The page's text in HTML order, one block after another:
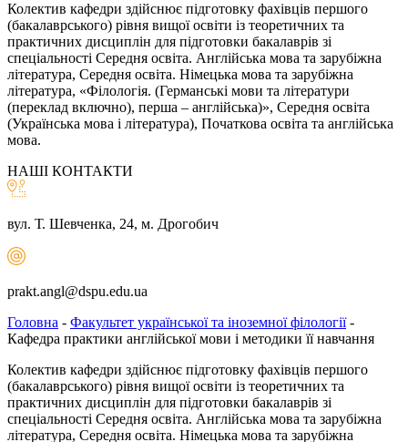
Колектив кафедри здійснює підготовку фахівців першого
(бакалаврського) рівня вищої освіти із теоретичних та
практичних дисциплін для підготовки бакалаврів зі
спеціальності Середня освіта. Англійська мова та зарубіжна
література, Середня освіта. Німецька мова та зарубіжна
література, «Філологія. (Германські мови та літератури
(переклад включно), перша – англійська)», Середня освіта
(Українська мова і література), Початкова освіта та англійська
мова.
НАШІ КОНТАКТИ
вул. Т. Шевченка, 24, м. Дрогобич
prakt.angl@dspu.edu.ua
Головна - Факультет української та іноземної філології-
Кафедра практики англійської мови і методики її навчання
Колектив кафедри здійснює підготовку фахівців першого
(бакалаврського) рівня вищої освіти із теоретичних та
практичних дисциплін для підготовки бакалаврів зі
спеціальності Середня освіта. Англійська мова та зарубіжна
література, Середня освіта. Німецька мова та зарубіжна